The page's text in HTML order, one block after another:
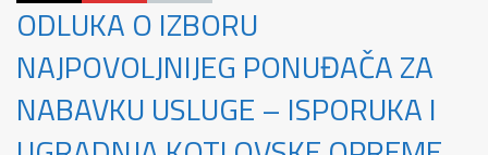
ODLUKA O IZBORU
NAJPOVOLJNIJEG PONUĐAČA ZA
NABAVKU USLUGE – ISPORUKA I